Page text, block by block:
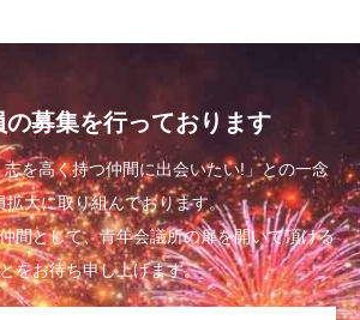
の募集を行っております
を高く持つ仲間に出会いたい!」との一念
拡大に取り組んでおります。
間として、青年会議所の扉を開いて頂ける
をお待ち申し上げます。